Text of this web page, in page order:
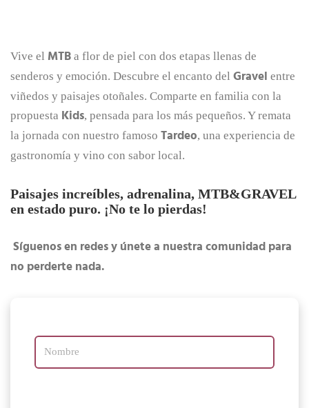
Vive el MTB a flor de piel con dos etapas llenas de
senderos y emoción. Descubre el encanto del Gravel entre
viñedos y paisajes otoñales. Comparte en familia con la
propuesta Kids, pensada para los más pequeños. Y remata
la jornada con nuestro famoso Tardeo, una experiencia de
gastronomía y vino con sabor local.
Paisajes increíbles, adrenalina, MTB&GRAVEL
en estado puro. ¡No te lo pierdas!
Síguenos en redes y únete a nuestra comunidad para
no perderte nada.